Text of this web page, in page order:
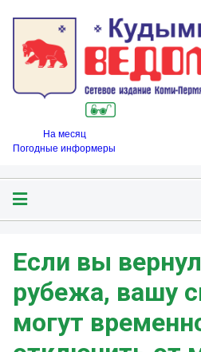
На месяц
Погодные информеры
Если вы
рубежа, вашу
могут